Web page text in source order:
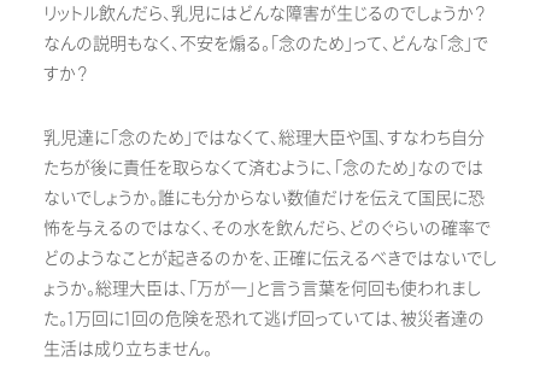
リットル飲んだら、乳児にはどんな障害が生じるのでしょうか？
なんの説明もなく、不安を煽る。「念のため」って、どんな「念」で
すか？
乳児達に「念のため」ではなくて、総理大臣や国、すなわち自分
たちが後に責任を取らなくて済むように、「念のため」なのでは
ないでしょうか。誰にも分からない数値だけを伝えて国民に恐
怖を与えるのではなく、その水を飲んだら、どのぐらいの確率で
どのようなことが起きるのかを、正確に伝えるべきではないでし
ょうか。総理大臣は、「万が一」と言う言葉を何回も使われまし
た。1万回に1回の危険を恐れて逃げ回っていては、被災者達の
生活は成り立ちません。